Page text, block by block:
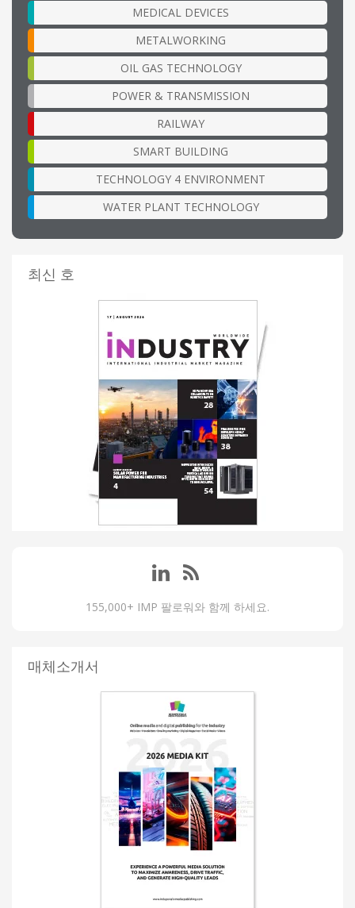
MEDICAL DEVICES
METALWORKING
OIL GAS TECHNOLOGY
POWER & TRANSMISSION
RAILWAY
SMART BUILDING
TECHNOLOGY 4 ENVIRONMENT
WATER PLANT TECHNOLOGY
최신 호
155,000+ IMP 팔로워와 함께 하세요.
매체소개서